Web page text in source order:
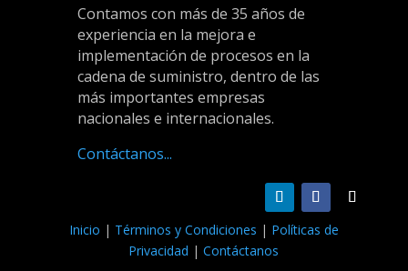
Contamos con más de 35 años de
experiencia en la mejora e
implementación de procesos en la
cadena de suministro, dentro de las
más importantes empresas
nacionales e internacionales.
Contáctanos...
Inicio | Términos y Condiciones | Políticas de
Privacidad |Contáctanos